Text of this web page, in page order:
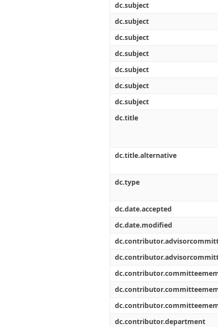
dc.subject
dc.subject
dc.subject
dc.subject
dc.subject
dc.subject
dc.subject
dc.title
dc.title.alternative
dc.type
dc.date.accepted
dc.date.modified
dc.contributor.department